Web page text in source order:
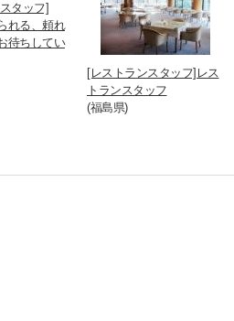
タッフ]
れる、頼れ
待ちしてい
[レストランスタッフ]レス
トランスタッフ
(福島県)